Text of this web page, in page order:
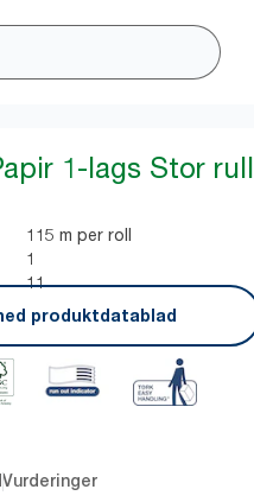
1-lags Stor rull
115 m per roll
1
11
produktdatablad
Vurderinger